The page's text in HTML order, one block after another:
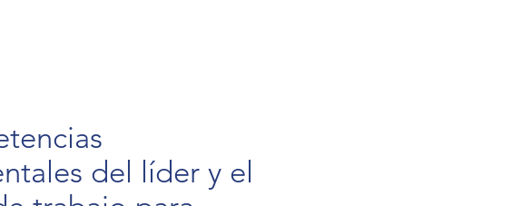
del líder y el